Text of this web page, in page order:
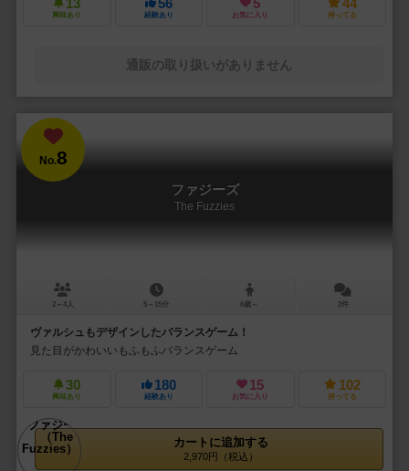
13
興味あり
56
経験あり
5
お気に入り
44
持ってる
通販の取り扱いがありません
No.8
ファジーズ
The Fuzzies
2～4人 5～15分 6歳～ 2件
ヴァルシュもデザインしたバランスゲーム！
見た目がかわいいもふもふバランスゲーム
30
興味あり
180
経験あり
15
お気に入り
102
持ってる
カートに追加する
2,970円（税込）